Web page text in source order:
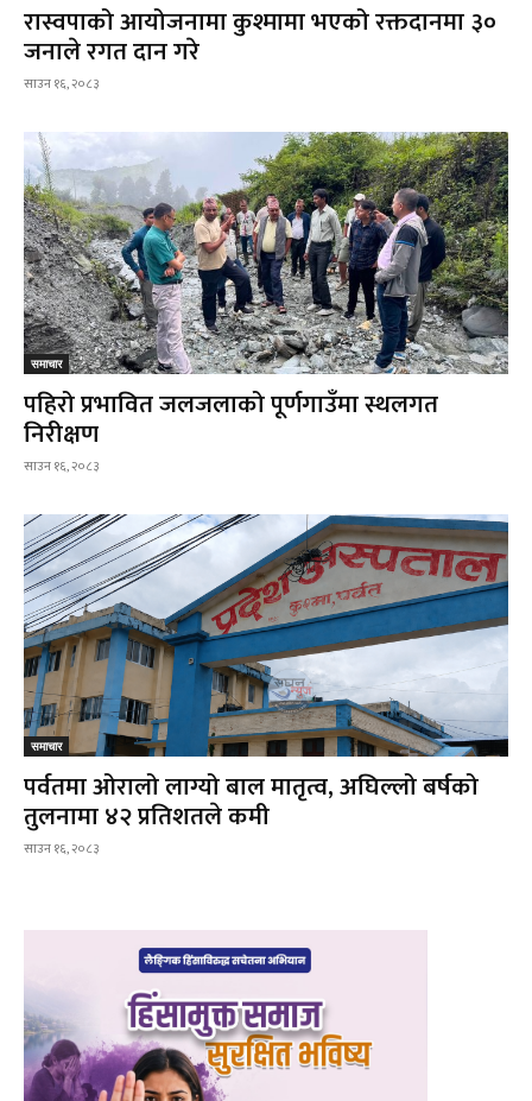
रास्वपाको आयोजनामा कुश्मामा भएको रक्तदानमा ३०
जनाले रगत दान गरे
साउन १६, २०८३
समाचार
पहिरो प्रभावित जलजलाको पूर्णगाउँमा स्थलगत
निरीक्षण
साउन १६, २०८३
समाचार
पर्वतमा ओरालो लाग्यो बाल मातृत्व, अघिल्लो बर्षको
तुलनामा ४२ प्रतिशतले कमी
साउन १६, २०८३